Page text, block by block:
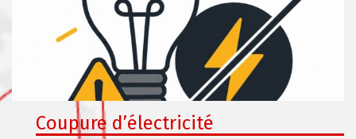
Coupure d’électricité